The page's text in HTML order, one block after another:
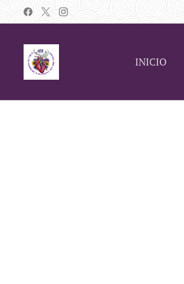
INICIO